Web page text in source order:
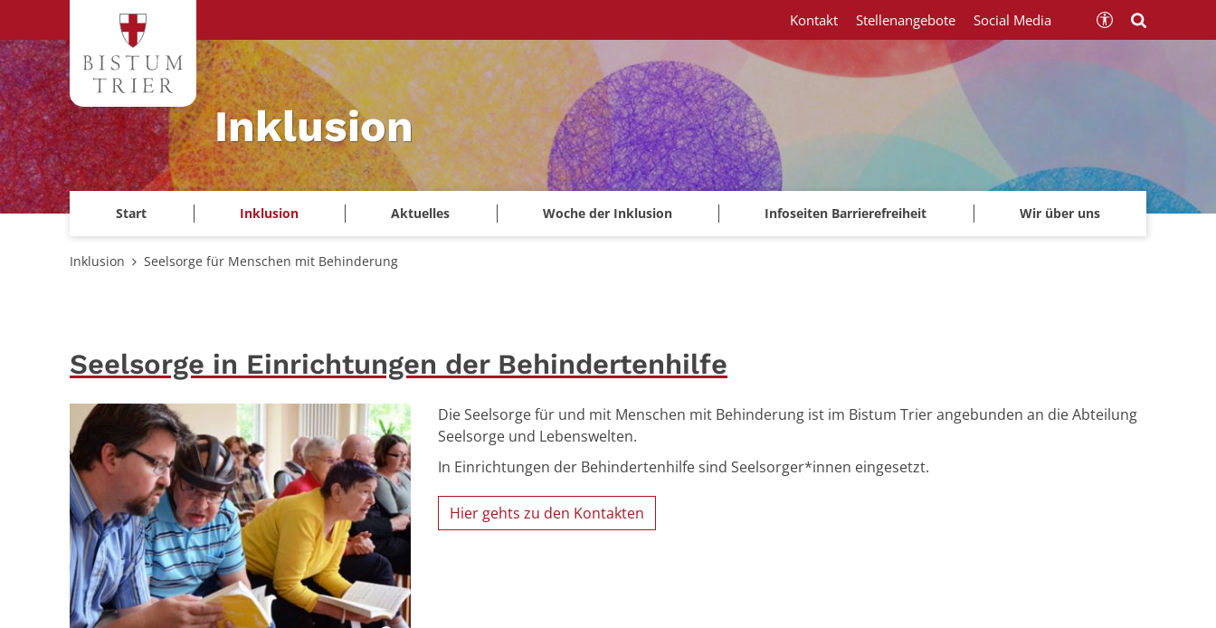
Zum Inhalt springen
Inklusion
Start Inklusion Aktuelles Woche der Inklusion Infoseiten Barrierefreiheit Wir über uns
Kontakt Stellenangebote Social Media
Inklusion Seelsorge für Menschen mit Behinderung
Seelsorge in Einrichtungen der Behindertenhilfe
Die Seelsorge für und mit Menschen mit Behinderung ist im Bistum Trier angebunden an die Abteilung
Seelsorge und Lebenswelten.
In Einrichtungen der Behindertenhilfe sind Seelsorger*innen eingesetzt.
Hier gehts zu den Kontakten